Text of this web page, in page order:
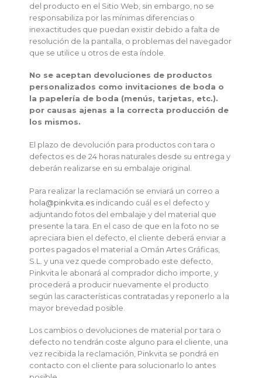
del producto en el Sitio Web, sin embargo, no se
responsabiliza por las mínimas diferencias o
inexactitudes que puedan existir debido a falta de
resolución de la pantalla, o problemas del navegador
que se utilice u otros de esta índole.
No se aceptan devoluciones de productos
personalizados como invitaciones de boda o
la papelería de boda (menús, tarjetas, etc.).
por causas ajenas a la correcta producción de
los mismos.
El plazo de devolución para productos con tara o
defectos es de 24 horas naturales desde su entrega y
deberán realizarse en su embalaje original.
Para realizar la reclamación se enviará un correo a
hola@pinkvita.es indicando cuál es el defecto y
adjuntando fotos del embalaje y del material que
presente la tara. En el caso de que en la foto no se
apreciara bien el defecto, el cliente deberá enviar a
portes pagados el material a Omán Artes Gráficas,
S.L. y una vez quede comprobado este defecto,
Pinkvita le abonará al comprador dicho importe, y
procederá a producir nuevamente el producto
según las características contratadas y reponerlo a la
mayor brevedad posible.
Los cambios o devoluciones de material por tara o
defecto no tendrán coste alguno para el cliente, una
vez recibida la reclamación, Pinkvita se pondrá en
contacto con el cliente para solucionarlo lo antes